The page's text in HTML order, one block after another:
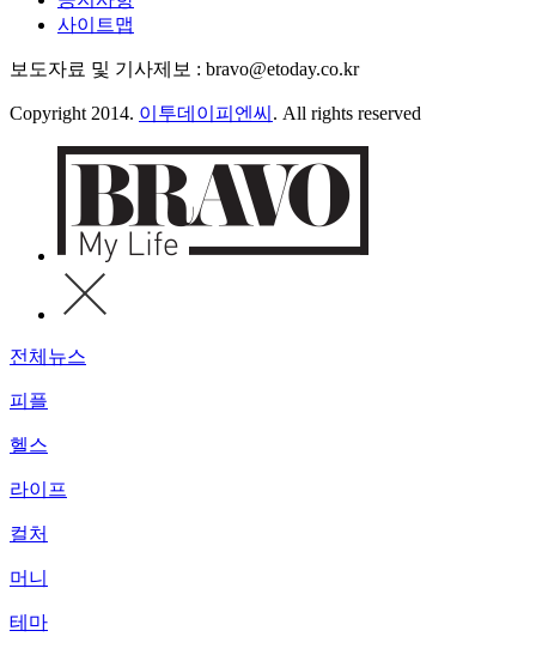
사이트맵
보도자료 및 기사제보 : bravo@etoday.co.kr
Copyright 2014. 이투데이피엔씨 . All rights reserved
전체뉴스
피플
헬스
라이프
컬처
머니
테마